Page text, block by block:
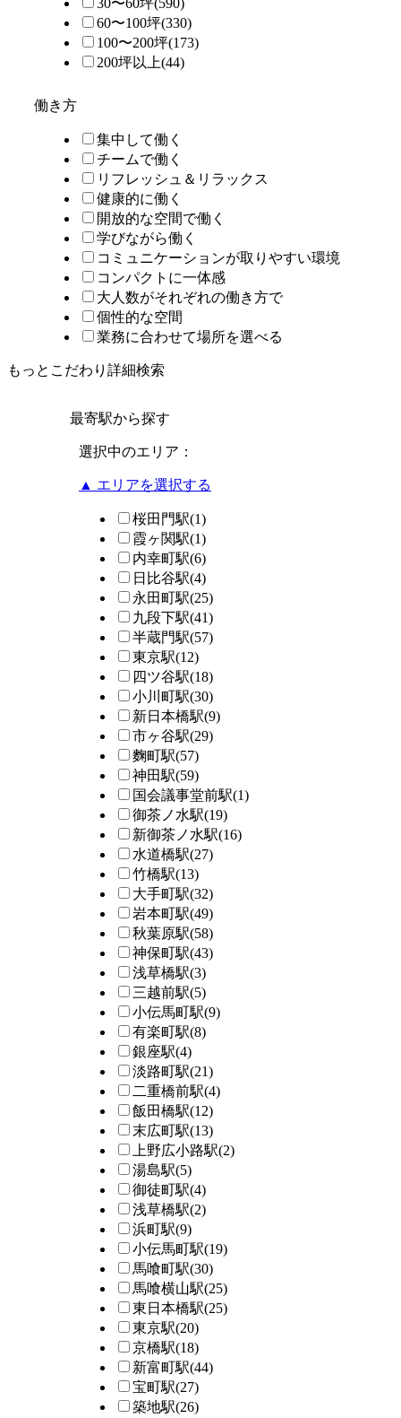
30〜60坪(590)
60〜100坪(330)
100〜200坪(173)
200坪以上(44)
働き方
集中して働く
チームで働く
リフレッシュ＆リラックス
健康的に働く
開放的な空間で働く
学びながら働く
コミュニケーションが取りやすい環境
コンパクトに一体感
大人数がそれぞれの働き方で
個性的な空間
業務に合わせて場所を選べる
もっとこだわり詳細検索
最寄駅から探す
選択中のエリア：
▲ エリアを選択する
桜田門駅(1)
霞ヶ関駅(1)
内幸町駅(6)
日比谷駅(4)
永田町駅(25)
九段下駅(41)
半蔵門駅(57)
東京駅(12)
四ツ谷駅(18)
小川町駅(30)
新日本橋駅(9)
市ヶ谷駅(29)
麴町駅(57)
神田駅(59)
国会議事堂前駅(1)
御茶ノ水駅(19)
新御茶ノ水駅(16)
水道橋駅(27)
竹橋駅(13)
大手町駅(32)
岩本町駅(49)
秋葉原駅(58)
神保町駅(43)
浅草橋駅(3)
三越前駅(5)
小伝馬町駅(9)
有楽町駅(8)
銀座駅(4)
淡路町駅(21)
二重橋前駅(4)
飯田橋駅(12)
末広町駅(13)
上野広小路駅(2)
湯島駅(5)
御徒町駅(4)
浅草橋駅(2)
浜町駅(9)
小伝馬町駅(19)
馬喰町駅(30)
馬喰横山駅(25)
東日本橋駅(25)
東京駅(20)
京橋駅(18)
新富町駅(44)
宝町駅(27)
築地駅(26)